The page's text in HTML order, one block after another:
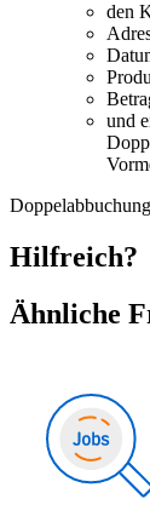
den
und
Doppelabbuchung
Hilfreich?
Ähnliche